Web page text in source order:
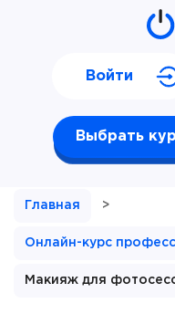
Выбрать
Войти
Главная >
Онлайн-курс
Макияж для